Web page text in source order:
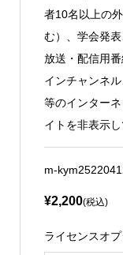
者10名以上の
む）、学会発
放送・配信用
インチャンネ
等のインター
イトを非表示
m-
¥2,200(税込)
ライセンスオ